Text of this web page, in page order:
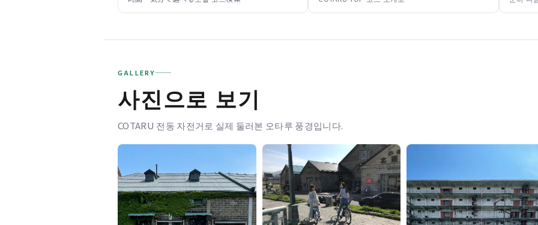
GALLERY
사진으로 보기
COTARU 전동 자전거로 실제 둘러본 오타루 풍경입니다.